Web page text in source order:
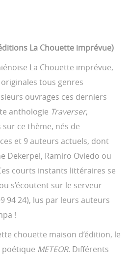
La Chouette imprévue)
La Chouette imprévue,
tous genres
ouvrages ces derniers
anthologie Traverser,
ce thème, nés de
et 9 auteurs actuels, dont
Dekerpel, Ramiro Oviedo ou
courts instants littéraires se
s’écoutent sur le serveur
94 24), lus par leurs auteurs
!
chouette maison d’édition, le
poétique METEOR. Différents